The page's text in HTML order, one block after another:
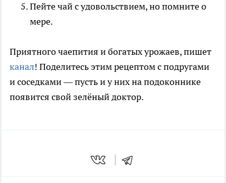
Пейте чай с удовольствием, но помните о
мере.
Приятного чаепития и богатых урожаев, пишет
канал! Поделитесь этим рецептом с подругами
и соседками — пусть и у них на подоконнике
появится свой зелёный доктор.